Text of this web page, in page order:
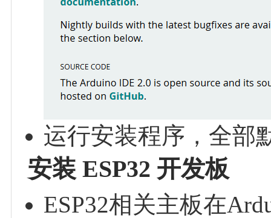
运行安装程序，全部
安装 ESP32 开发板
ESP32相关主板在